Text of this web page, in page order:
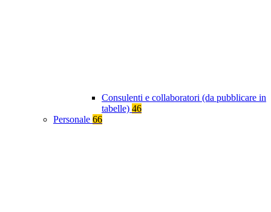
Consulenti e collaboratori (da pubblicare in
tabelle) 46
Personale 66